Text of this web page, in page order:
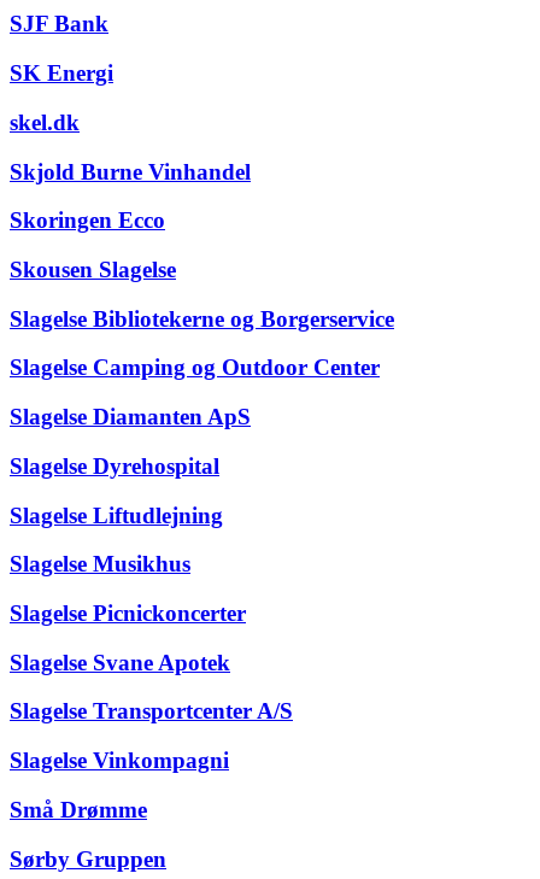
SJF Bank
SK Energi
skel.dk
Skjold Burne Vinhandel
Skoringen Ecco
Skousen Slagelse
Slagelse Bibliotekerne og Borgerservice
Slagelse Camping og Outdoor Center
Slagelse Diamanten ApS
Slagelse Dyrehospital
Slagelse Liftudlejning
Slagelse Musikhus
Slagelse Picnickoncerter
Slagelse Svane Apotek
Slagelse Transportcenter A/S
Slagelse Vinkompagni
Små Drømme
Sørby Gruppen